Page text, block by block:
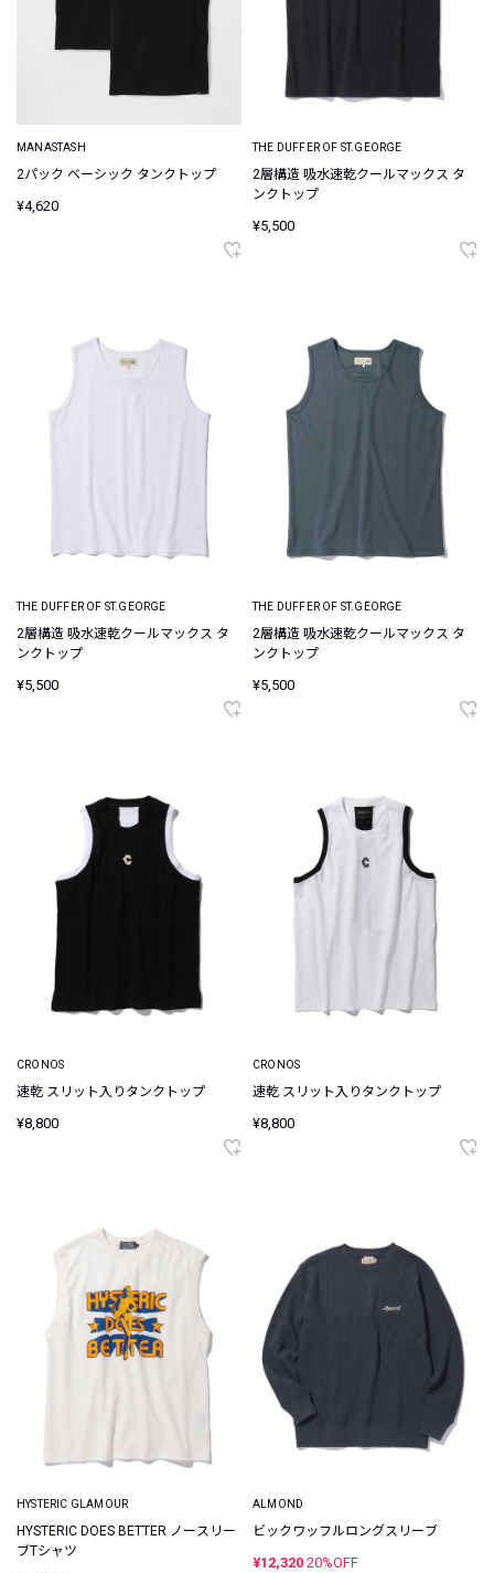
MANASTASH
2パック ベーシック タンクトップ
¥4,620
THE DUFFER OF ST.GEORGE
2層構造 吸水速乾クールマックス タ
ンクトップ
¥5,500
THE DUFFER OF ST.GEORGE
2層構造 吸水速乾クールマックス タ
ンクトップ
¥5,500
THE DUFFER OF ST.GEORGE
2層構造 吸水速乾クールマックス タ
ンクトップ
¥5,500
CRONOS
速乾 スリット入りタンクトップ
¥8,800
CRONOS
速乾 スリット入りタンクトップ
¥8,800
HYSTERIC GLAMOUR
HYSTERIC DOES BETTER ノースリー
ブTシャツ
ALMOND
ビックワッフルロングスリーブ
¥12,320 20%OFF